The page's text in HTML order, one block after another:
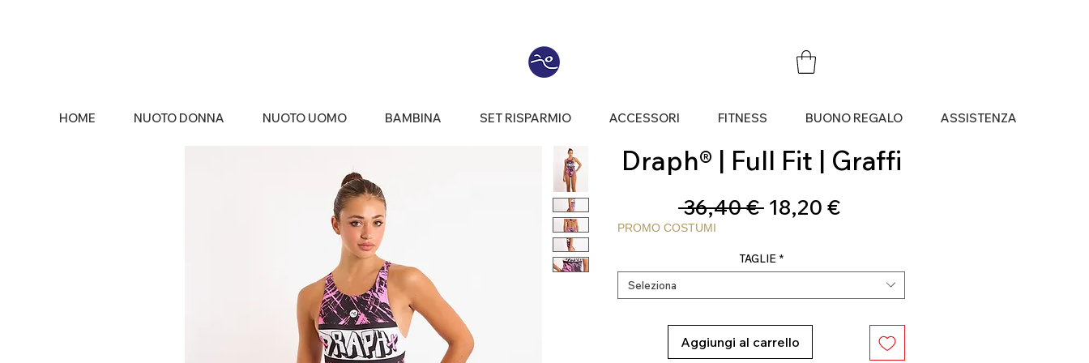
HOME NUOTO DONNA NUOTO UOMO BAMBINA SET RISPARMIO ACCESSORI FITNESS BUONO REGALO ASSISTENZA
Draph® | Full Fit | Graffi
36,40 € Prezzo
18,20 €Prezzo
PROMO COSTUMI
TAGLIE *
Seleziona
Aggiungi al carrello